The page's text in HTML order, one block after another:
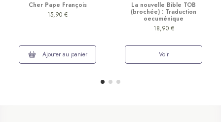
Cher Pape François
15,90 €
Ajouter au panier
La nouvelle Bible TOB
(brochée) : Traduction
oecuménique
18,90 €
Voir